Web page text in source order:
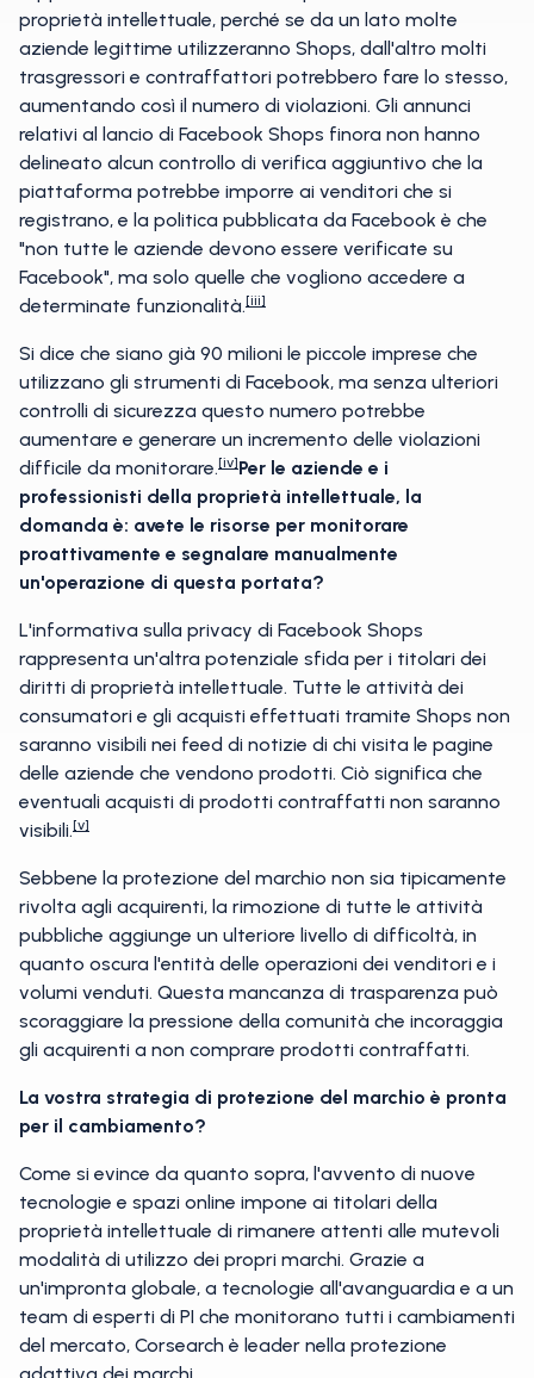
proprietà intellettuale, perché se da un lato molte
aziende legittime utilizzeranno Shops, dall'altro molti
trasgressori e contraffattori potrebbero fare lo stesso,
aumentando così il numero di violazioni. Gli annunci
relativi al lancio di Facebook Shops finora non hanno
delineato alcun controllo di verifica aggiuntivo che la
piattaforma potrebbe imporre ai venditori che si
registrano, e la politica pubblicata da Facebook è che
"non tutte le aziende devono essere verificate su
Facebook", ma solo quelle che vogliono accedere a
determinate funzionalità.[iii]
Si dice che siano già 90 milioni le piccole imprese che
utilizzano gli strumenti di Facebook, ma senza ulteriori
controlli di sicurezza questo numero potrebbe
aumentare e generare un incremento delle violazioni
difficile da monitorare.[iv]Per le aziende e i
professionisti della proprietà intellettuale, la
domanda è: avete le risorse per monitorare
proattivamente e segnalare manualmente
un'operazione di questa portata?
L'informativa sulla privacy di Facebook Shops
rappresenta un'altra potenziale sfida per i titolari dei
diritti di proprietà intellettuale. Tutte le attività dei
consumatori e gli acquisti effettuati tramite Shops non
saranno visibili nei feed di notizie di chi visita le pagine
delle aziende che vendono prodotti. Ciò significa che
eventuali acquisti di prodotti contraffatti non saranno
visibili.[v]
Sebbene la protezione del marchio non sia tipicamente
rivolta agli acquirenti, la rimozione di tutte le attività
pubbliche aggiunge un ulteriore livello di difficoltà, in
quanto oscura l'entità delle operazioni dei venditori e i
volumi venduti. Questa mancanza di trasparenza può
scoraggiare la pressione della comunità che incoraggia
gli acquirenti a non comprare prodotti contraffatti.
La vostra strategia di protezione del marchio è pronta
per il cambiamento?
Come si evince da quanto sopra, l'avvento di nuove
tecnologie e spazi online impone ai titolari della
proprietà intellettuale di rimanere attenti alle mutevoli
modalità di utilizzo dei propri marchi. Grazie a
un'impronta globale, a tecnologie all'avanguardia e a un
team di esperti di PI che monitorano tutti i cambiamenti
del mercato, Corsearch è leader nella protezione